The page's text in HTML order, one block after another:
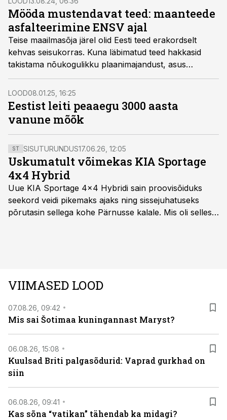
Mööda mustendavat teed: maanteede
asfalteerimine ENSV ajal
Teise maailmasõja järel olid Eesti teed erakordselt
kehvas seisukorras. Kuna läbimatud teed hakkasid
takistama nõukogulikku plaanimajandust, asus
okupatsioonivõim teid mustkattega katma. Terava
taibuga ratsionaliseerijad-leiutajad aitasid ülesandega
toime tulla.
LOOD08.01.25, 16:25
Eestist leiti peaaegu 3000 aasta
vanune mõõk
ST SISUTURUNDUS17.06.26, 12:05
Uskumatult võimekas KIA Sportage
4x4 Hybrid
Uue KIA Sportage 4x4 Hybridi sain proovisõiduks
seekord veidi pikemaks ajaks ning sissejuhatuseks
põrutasin sellega kohe Pärnusse kalale. Mis oli selles
VIIMASED LOOD
07.08.26, 09:42
Mis sai Šotimaa kuningannast Maryst?
06.08.26, 15:08
Kuulsad Briti palgasõdurid: Vaprad gurkhad on
siin
06.08.26, 09:41
Kas sõna “vatikan” tähendab ka midagi?